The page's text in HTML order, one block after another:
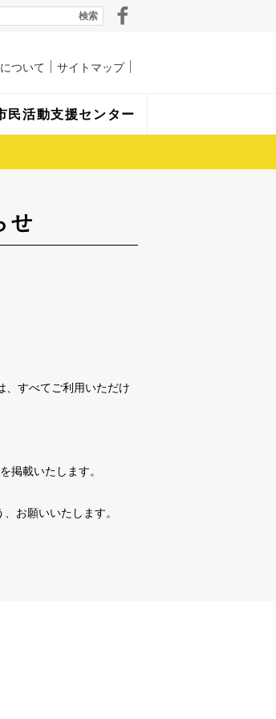
民活動支援センター
ついて サイトマップ
せ
、すべてご利用いただけ
掲載いたします。
お願いいたします。